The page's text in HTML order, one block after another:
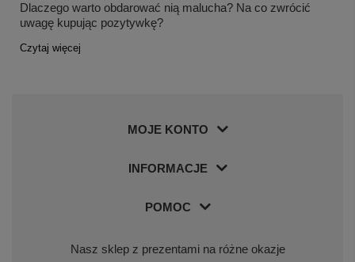
Dlaczego warto obdarować nią malucha? Na co zwrócić
uwagę kupując pozytywkę?
Czytaj więcej
MOJE KONTO
INFORMACJE
POMOC
Nasz sklep z prezentami na różne okazje